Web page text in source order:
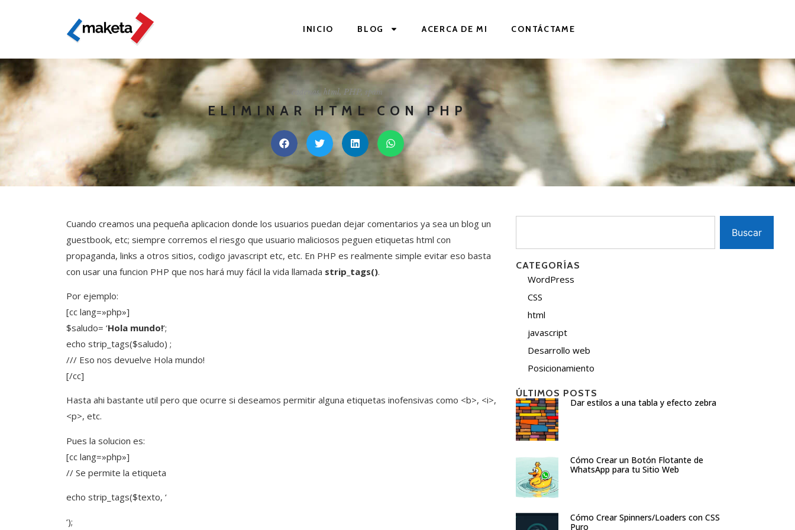
INICIO BLOG ACERCA DE MI CONTÁCTAME
cadenas, html, PHP, spam
ELIMINAR HTML CON PHP
Cuando creamos una pequeña aplicacion donde los usuarios puedan dejar comentarios ya sea un blog un
guestbook, etc; siempre corremos el riesgo que usuario maliciosos peguen etiquetas html con
propaganda, links a otros sitios, codigo javascript etc, etc. En PHP es realmente simple evitar eso basta
con usar una funcion PHP que nos hará muy fácil la vida llamada strip_tags().
Por ejemplo:
[cc lang=»php»]
$saludo= ‘Hola mundo!‘;
echo strip_tags($saludo) ;
/// Eso nos devuelve Hola mundo!
[/cc]
Hasta ahi bastante util pero que ocurre si deseamos permitir alguna etiquetas inofensivas como <b>, <i>,
<p>, etc.
Pues la solucion es:
[cc lang=»php»]
// Se permite la etiqueta
echo strip_tags($texto, ‘
‘);
Buscar
CATEGORÍAS
WordPress
CSS
html
javascript
Desarrollo web
Posicionamiento
ÚLTIMOS POSTS
Dar estilos a una tabla y efecto zebra
Cómo Crear un Botón Flotante de
WhatsApp para tu Sitio Web
Cómo Crear Spinners/Loaders con CSS
Puro